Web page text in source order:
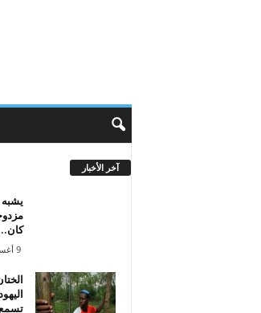
آخر الأخبار
9 أغسطس، 2026